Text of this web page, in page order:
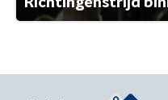
Richtingenstrijd